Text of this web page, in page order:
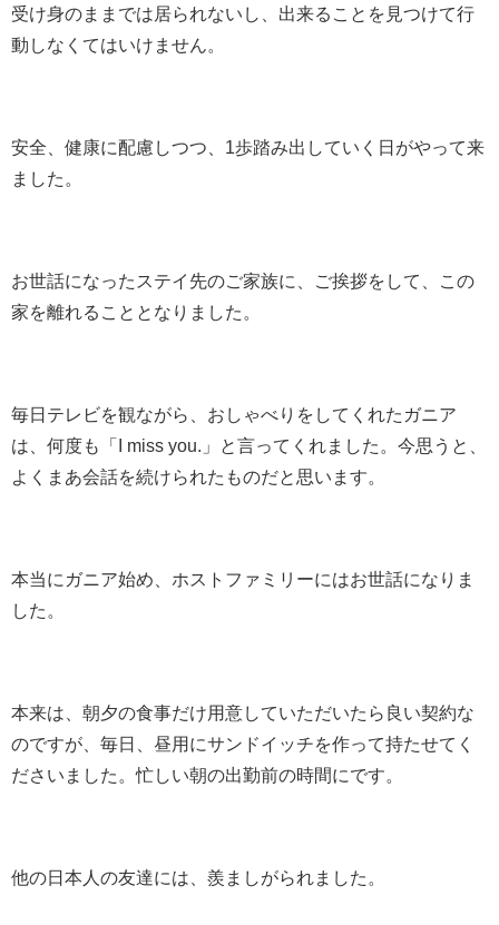
受け身のままでは居られないし、出来ることを見つけて行
動しなくてはいけません。
安全、健康に配慮しつつ、1歩踏み出していく日がやって来
ました。
お世話になったステイ先のご家族に、ご挨拶をして、この
家を離れることとなりました。
毎日テレビを観ながら、おしゃべりをしてくれたガニア
は、何度も「I miss you.」と言ってくれました。今思うと、
よくまあ会話を続けられたものだと思います。
本当にガニア始め、ホストファミリーにはお世話になりま
した。
本来は、朝夕の食事だけ用意していただいたら良い契約な
のですが、毎日、昼用にサンドイッチを作って持たせてく
ださいました。忙しい朝の出勤前の時間にです。
他の日本人の友達には、羨ましがられました。